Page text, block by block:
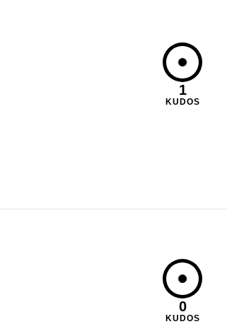
1
KUDOS
0
KUDOS